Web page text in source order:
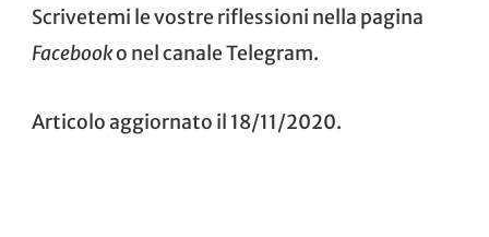
Scrivetemi le vostre riflessioni nella pagina
Facebooko nel canale Telegram.
Articolo aggiornato il 18/11/2020.